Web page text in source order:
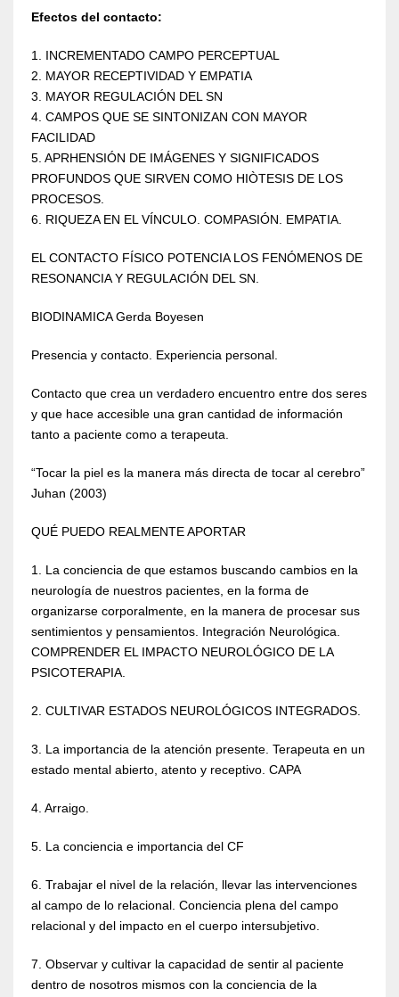
Efectos del contacto:
1. INCREMENTADO CAMPO PERCEPTUAL
2. MAYOR RECEPTIVIDAD Y EMPATIA
3. MAYOR REGULACIÓN DEL SN
4. CAMPOS QUE SE SINTONIZAN CON MAYOR
FACILIDAD
5. APRHENSIÓN DE IMÁGENES Y SIGNIFICADOS
PROFUNDOS QUE SIRVEN COMO HIÒTESIS DE LOS
PROCESOS.
6. RIQUEZA EN EL VÍNCULO. COMPASIÓN. EMPATIA.
EL CONTACTO FÍSICO POTENCIA LOS FENÓMENOS DE
RESONANCIA Y REGULACIÓN DEL SN.
BIODINAMICA Gerda Boyesen
Presencia y contacto. Experiencia personal.
Contacto que crea un verdadero encuentro entre dos seres
y que hace accesible una gran cantidad de información
tanto a paciente como a terapeuta.
“Tocar la piel es la manera más directa de tocar al cerebro”
Juhan (2003)
QUÉ PUEDO REALMENTE APORTAR
1. La conciencia de que estamos buscando cambios en la
neurología de nuestros pacientes, en la forma de
organizarse corporalmente, en la manera de procesar sus
sentimientos y pensamientos. Integración Neurológica.
COMPRENDER EL IMPACTO NEUROLÓGICO DE LA
PSICOTERAPIA.
2. CULTIVAR ESTADOS NEUROLÓGICOS INTEGRADOS.
3. La importancia de la atención presente. Terapeuta en un
estado mental abierto, atento y receptivo. CAPA
4. Arraigo.
5. La conciencia e importancia del CF
6. Trabajar el nivel de la relación, llevar las intervenciones
al campo de lo relacional. Conciencia plena del campo
relacional y del impacto en el cuerpo intersubjetivo.
7. Observar y cultivar la capacidad de sentir al paciente
dentro de nosotros mismos con la conciencia de la